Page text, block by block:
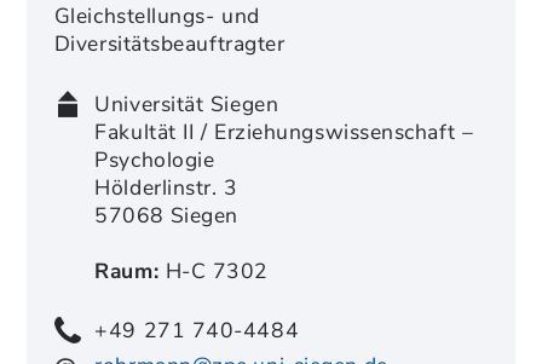
Gleichstellungs- und
Diversitätsbeauftragter
Universität Siegen
Fakultät II / Erziehungswissenschaft –
Psychologie
Hölderlinstr. 3
57068 Siegen
Raum: H-C 7302
+49 271 740-4484